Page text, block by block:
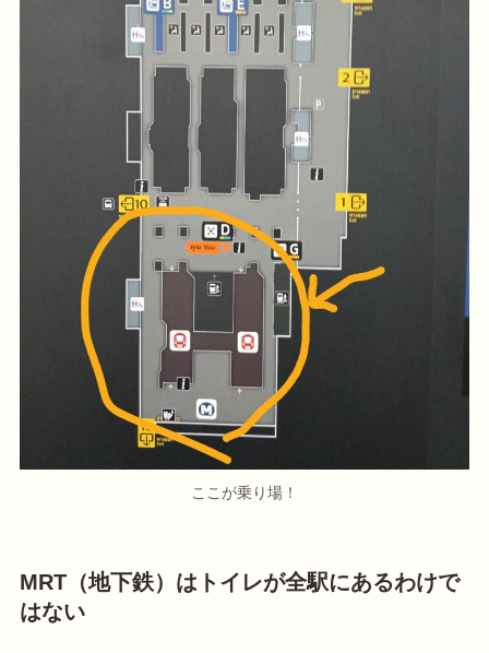
ここが乗り場！
MRT（地下鉄）はトイレが全駅にあるわけで
はない